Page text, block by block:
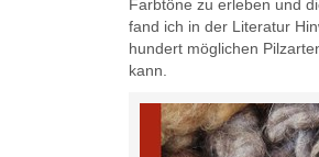
Farbtöne zu erleben und
fand ich in der Literatur
hundert möglichen
kann.